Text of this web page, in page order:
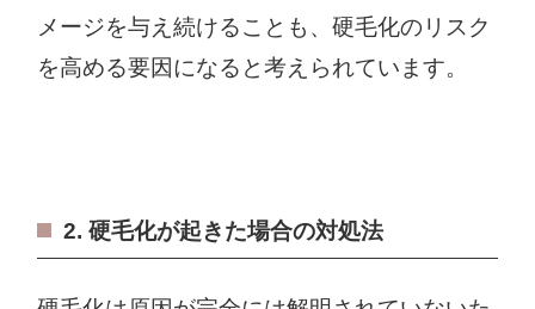
メージを与え続けることも、硬毛化のリスク
を高める要因になると考えられています。
2. 硬毛化が起きた場合の対処法